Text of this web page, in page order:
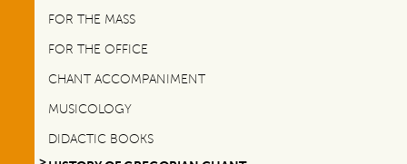
FOR THE MASS
FOR THE OFFICE
CHANT ACCOMPANIMENT
MUSICOLOGY
DIDACTIC BOOKS